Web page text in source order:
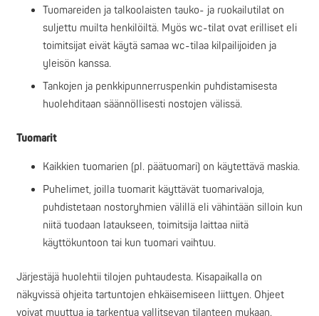
Tuomareiden ja talkoolaisten tauko- ja ruokailutilat on
suljettu muilta henkilöiltä. Myös wc-tilat ovat erilliset eli
toimitsijat eivät käytä samaa wc-tilaa kilpailijoiden ja
yleisön kanssa.
Tankojen ja penkkipunnerruspenkin puhdistamisesta
huolehditaan säännöllisesti nostojen välissä.
Tuomarit
Kaikkien tuomarien (pl. päätuomari) on käytettävä maskia.
Puhelimet, joilla tuomarit käyttävät tuomarivaloja,
puhdistetaan nostoryhmien välillä eli vähintään silloin kun
niitä tuodaan lataukseen, toimitsija laittaa niitä
käyttökuntoon tai kun tuomari vaihtuu.
Järjestäjä huolehtii tilojen puhtaudesta. Kisapaikalla on
näkyvissä ohjeita tartuntojen ehkäisemiseen liittyen. Ohjeet
voivat muuttua ja tarkentua vallitsevan tilanteen mukaan.